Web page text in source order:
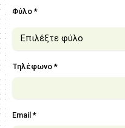
Φύλο *
Τηλέφωνο *
Email *